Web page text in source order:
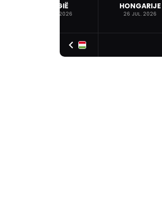
BELGIË
19 JUL. 2026
HONGARIJE
26 JUL. 2026